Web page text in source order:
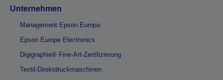
Unternehmen
Management Epson Europa
Epson Europe Electronics
Digigraphie® Fine-Art-Zertifizierung
Textil-Direktdruckmaschinen